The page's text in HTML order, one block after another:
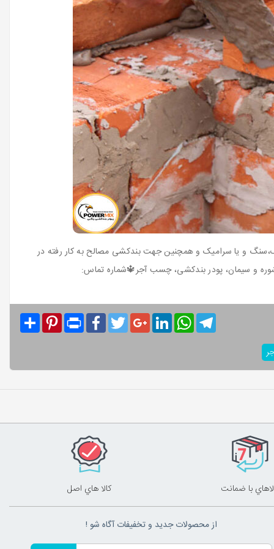
و یا سرامیک و همچنین جهت بندکشی مصالح به کار رفته در
و سیمان، پودر بندکشی، چسب آجر🔱شماره تماس:
SharePinterest Print
FacebookTwitterGoogle+LinkedInWhatsAppTelegram
با ضمانت کالا هاي اصل
از محصولات جدید و تخفیفات آگاه شو !